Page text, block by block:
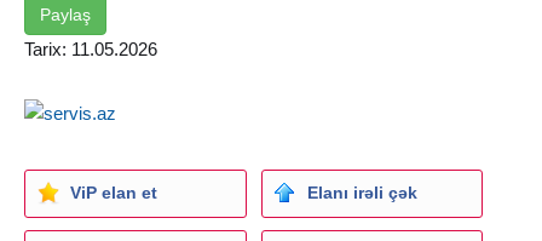
Paylaş
Tarix: 11.05.2026
ViP elan et Elanı irəli çək